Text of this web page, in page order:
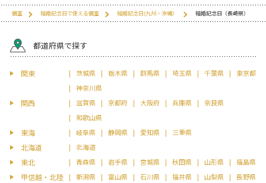
個室 結婚記念日で使える個室 結婚記念日(九州・沖縄） 結婚記念日（長崎県）
都道府県で探す
関東 茨城県 栃木県 群馬県 埼玉県 千葉県
東京都
神奈川県
関西 滋賀県 京都府 大阪府 兵庫県
奈良県
和歌山県
東海 岐阜県 静岡県 愛知県 三重県
北海道 北海道
東北 青森県 岩手県 宮城県 秋田県 山形県 福島県
甲信越・北陸 新潟県 富山県 石川県 福井県 山梨県 長野県